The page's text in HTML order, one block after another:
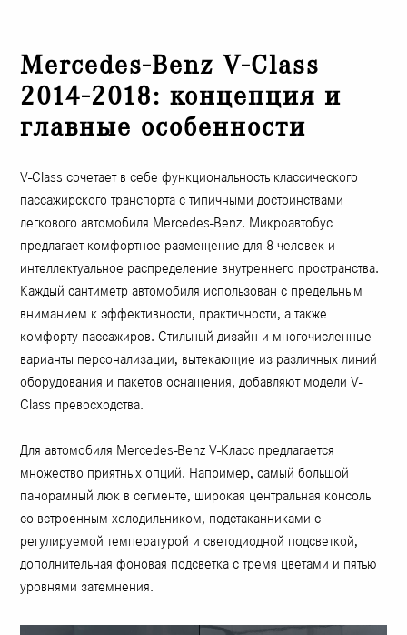
Mercedes-Benz V-Class
2014-2018: концепция и
главные особенности
V-Class сочетает в себе функциональность классического
пассажирского транспорта с типичными достоинствами
легкового автомобиля Mercedes-Benz. Микроавтобус
предлагает комфортное размещение для 8 человек и
интеллектуальное распределение внутреннего пространства.
Каждый сантиметр автомобиля использован с предельным
вниманием к эффективности, практичности, а также
комфорту пассажиров. Стильный дизайн и многочисленные
варианты персонализации, вытекающие из различных линий
оборудования и пакетов оснащения, добавляют модели V-
Class превосходства.
Для автомобиля Mercedes-Benz V-Класс предлагается
множество приятных опций. Например, самый большой
панорамный люк в сегменте, широкая центральная консоль
со встроенным холодильником, подстаканниками с
регулируемой температурой и светодиодной подсветкой,
дополнительная фоновая подсветка с тремя цветами и пятью
уровнями затемнения.